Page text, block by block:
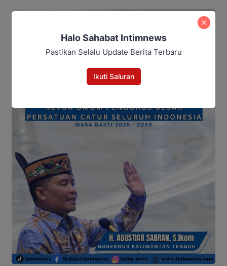
Halo Sahabat Intimnews
Pastikan Selalu Update Berita Terbaru
Ikuti Saluran